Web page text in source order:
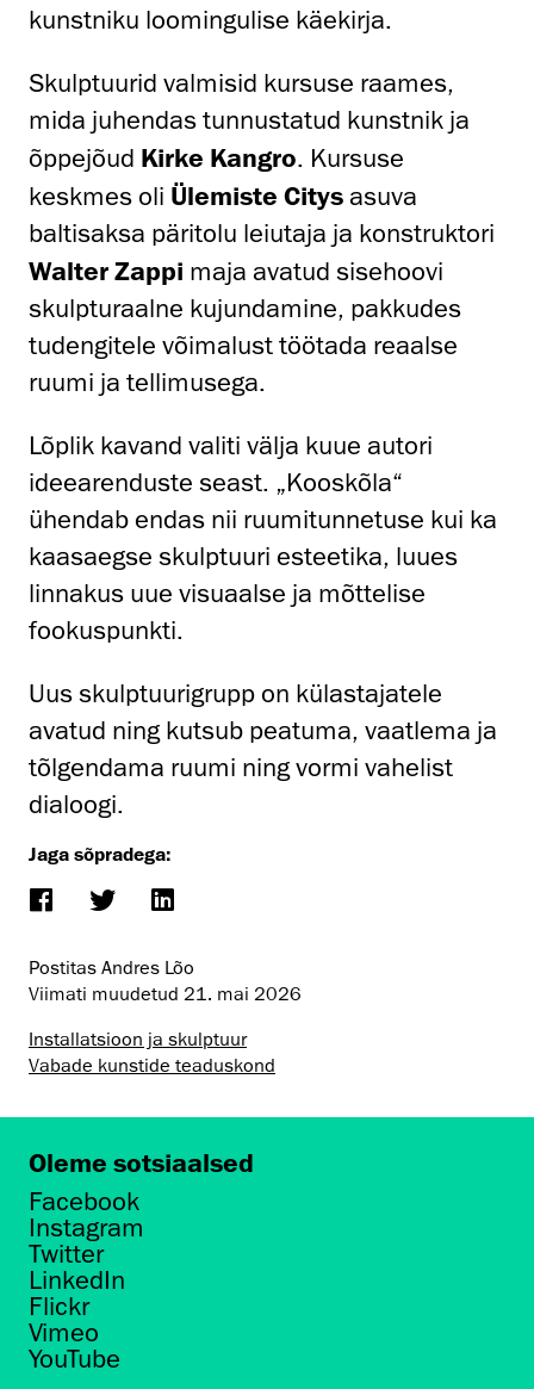
kunstniku loomingulise käekirja.
Skulptuurid valmisid kursuse raames,
mida juhendas tunnustatud kunstnik ja
õppejõud Kirke Kangro. Kursuse
keskmes oli Ülemiste Citys asuva
baltisaksa päritolu leiutaja ja konstruktori
Walter Zappi maja avatud sisehoovi
skulpturaalne kujundamine, pakkudes
tudengitele võimalust töötada reaalse
ruumi ja tellimusega.
Lõplik kavand valiti välja kuue autori
ideearenduste seast. „Kooskõla“
ühendab endas nii ruumitunnetuse kui ka
kaasaegse skulptuuri esteetika, luues
linnakus uue visuaalse ja mõttelise
fookuspunkti.
Uus skulptuurigrupp on külastajatele
avatud ning kutsub peatuma, vaatlema ja
tõlgendama ruumi ning vormi vahelist
dialoogi.
Jaga sõpradega:
Postitas Andres Lõo
Viimati muudetud 21. mai 2026
Installatsioon ja skulptuur
Vabade kunstide teaduskond
Oleme sotsiaalsed
Facebook
Instagram
Twitter
LinkedIn
Flickr
Vimeo
YouTube